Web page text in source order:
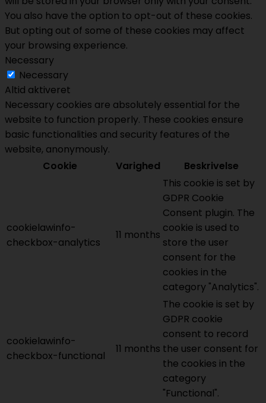
You also have the option to opt-out of these cookies.
But opting out of some of these cookies may affect
your browsing experience.
Necessary
Necessary
Altid aktiveret
Necessary cookies are absolutely essential for the
website to function properly. These cookies ensure
basic functionalities and security features of the
website, anonymously.
Cookie
Varighed Beskrivelse
cookielawinfo-
checkbox-analytics
11 months
This cookie is set by
GDPR Cookie
Consent plugin. The
cookie is used to
store the user
consent for the
cookies in the
category "Analytics".
cookielawinfo-
checkbox-functional
11 months
The cookie is set by
GDPR cookie
consent to record
the user consent for
the cookies in the
category
"Functional".